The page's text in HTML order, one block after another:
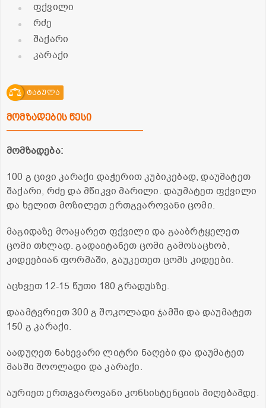
ფქვილი
რძე
შაქარი
კარაქი
ტაბულა
მომზადების წესი
მომზადება:
100 გ ცივი კარაქი დაჭერით კუბიკებად, დაუმატეთ
შაქარი, რძე და მწიკვი მარილი. დაუმატეთ ფქვილი
და ხელით მოზილეთ ერთგვაროვანი ცომი.
მაგიდაზე მოაყარეთ ფქვილი და გააბრტყელეთ
ცომი თხლად. გადაიტანეთ ცომი გამოსაცხობ,
კიდეებიან ფორმაში, გაუკეთეთ ცომს კიდეები.
აცხვეთ 12-15 წუთი 180 გრადუსზე.
დაამტვრიეთ 300 გ შოკოლადი ჯამში და დაუმატეთ
150 გ კარაქი.
აადუღეთ ნახევარი ლიტრი ნაღები და დაუმატეთ
მასში შოოლადი და კარაქი.
აურიეთ ერთგვაროვანი კონსისტენციის მიღებამდე.